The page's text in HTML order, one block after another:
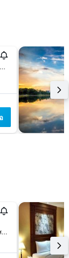
ซ.14 ถ.ทุ่งเสา 2, หาดใหญ่, ประเทศไทย
1-3-5-7 ถนน นิพัทธ์อุทิศ 1 สงขลา, หาดใหญ่, ประเทศไทย